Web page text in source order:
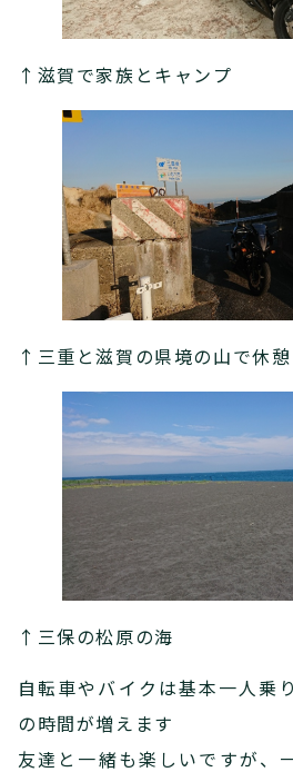
↑滋賀で家族とキャンプ
↑三重と滋賀の県境の山で休憩
↑三保の松原の海
自転車やバイクは基本一人乗
の時間が増えます
友達と一緒も楽しいですが、